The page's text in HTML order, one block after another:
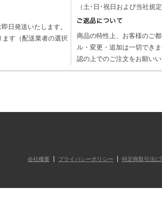
日発送いたします。
ます（配送業者の選択
（土･日･祝日および当社規
商品の特性上、お客様のご
ル・変更・追加は一切でき
認の上でのご注文をお願いい
会社概要 プライバシーポリシー 特定商取引法に